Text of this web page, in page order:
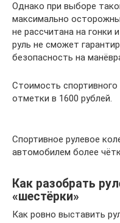
Однако при выборе
максимально
не рассчитана на гонки
руль не сможет
безопасность на
Стоимость спортивного
отметки в 1600 рублей.
Спортивное рулевое
автомобилем более
Как разобрать
«шестёрки»
Как ровно выставить